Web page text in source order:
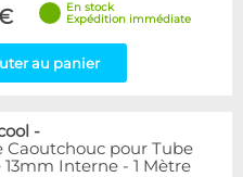
En stock
Expédition immédiate
au panier
-
Caoutchouc pour Tube
13mm Interne - 1 Mètre